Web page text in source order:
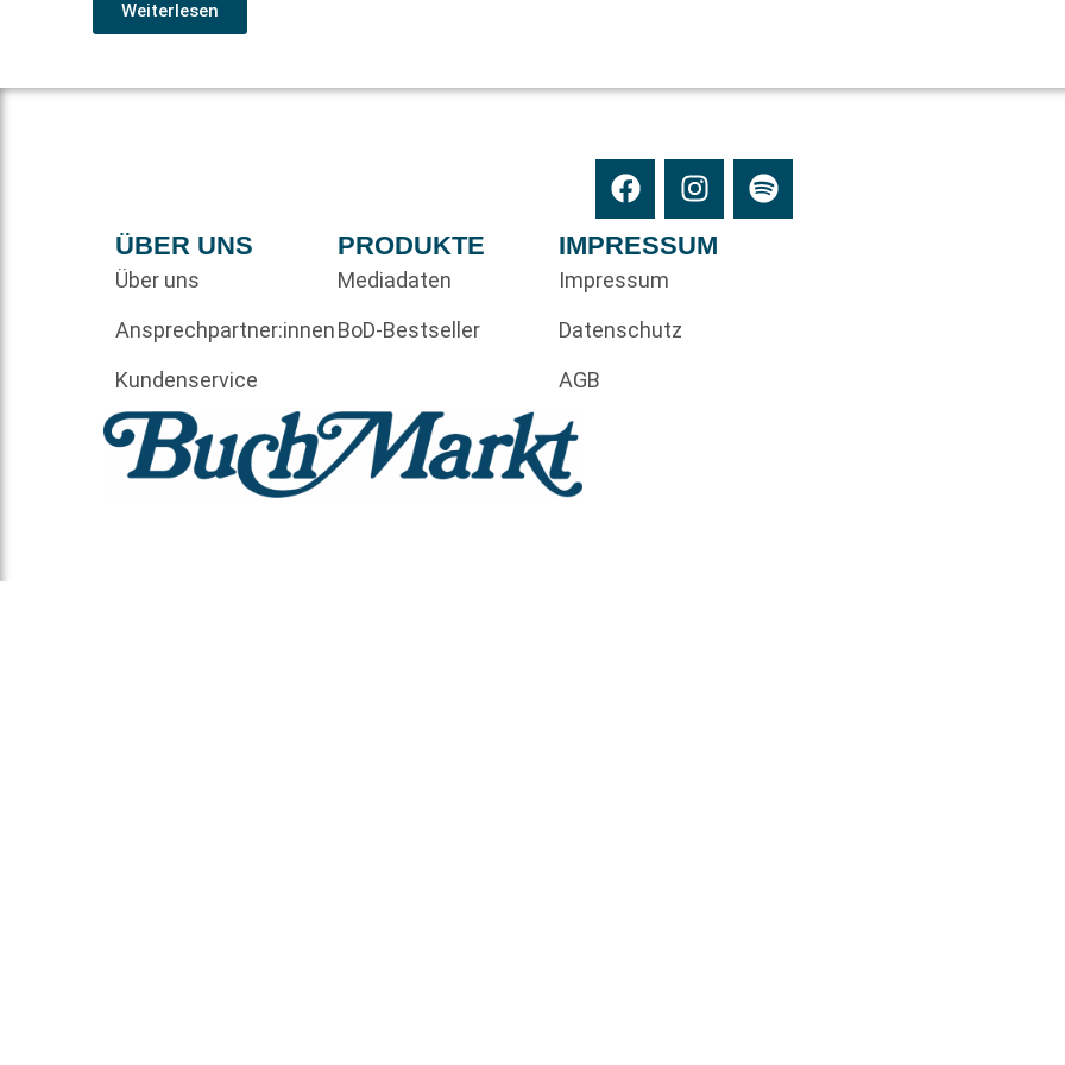
Weiterlesen
ÜBER UNS
Über uns
Ansprechpartner:innen
Kundenservice
PRODUKTE
Mediadaten
BoD-Bestseller
IMPRESSUM
Impressum
Datenschutz
AGB